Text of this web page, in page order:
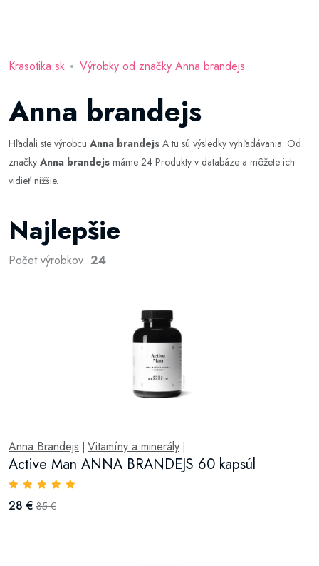
Krasotika.sk Výrobky od značky Anna brandejs
Anna brandejs
Hľadali ste výrobcu Anna brandejs A tu sú výsledky vyhľadávania. Od
značky Anna brandejs máme 24 Produkty v databáze a môžete ich
vidieť nižšie.
Najlepšie
Počet výrobkov: 24
Anna Brandejs Vitamíny a minerály
Active Man ANNA BRANDEJS 60 kapsúl
28 € 35 €